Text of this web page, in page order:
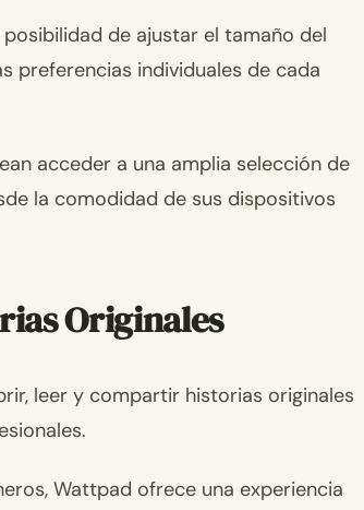
de ajustar el tamaño del
preferencias individuales de cada
acceder a una amplia selección de
la comodidad de sus dispositivos
Originales
leer y compartir historias originales
Wattpad ofrece una experiencia